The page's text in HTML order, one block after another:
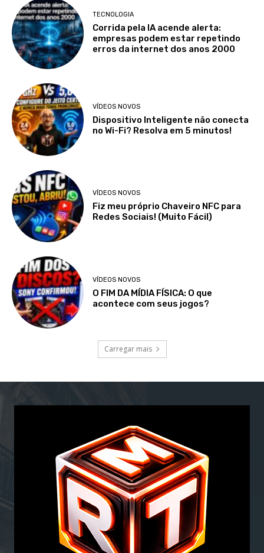
TECNOLOGIA
Corrida pela IA acende alerta:
empresas podem estar repetindo
erros da internet dos anos 2000
VÍDEOS NOVOS
Dispositivo Inteligente não conecta
no Wi-Fi? Resolva em 5 minutos!
VÍDEOS NOVOS
Fiz meu próprio Chaveiro NFC para
Redes Sociais! (Muito Fácil)
VÍDEOS NOVOS
O FIM DA MÍDIA FÍSICA: O que
acontece com seus jogos?
Carregar mais